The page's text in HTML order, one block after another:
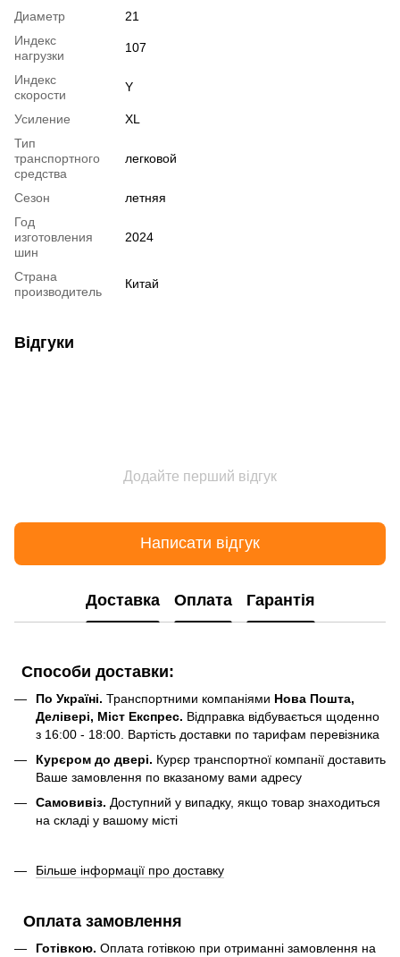
Диаметр
21
Индекс
нагрузки
107
Индекс
скорости
Y
Усиление
XL
Тип
транспортного
средства
легковой
Сезон
летняя
Год
изготовления
шин
2024
Страна
производитель
Китай
Відгуки
Додайте перший відгук
Написати відгук
Доставка Оплата Гарантія
Способи доставки:
По Україні. Транспортними компаніями Нова Пошта,
Делівері, Міст Експрес. Відправка відбувається щоденно
з 16:00 - 18:00. Вартість доставки по тарифам перевізника
Курєром до двері. Курєр транспортної компанії доставить
Ваше замовлення по вказаному вами адресу
Самовивіз. Доступний у випадку, якщо товар знаходиться
на складі у вашому місті
Більше інформації про доставку
Оплата замовлення
Готівкою. Оплата готівкою при отриманні замовлення на